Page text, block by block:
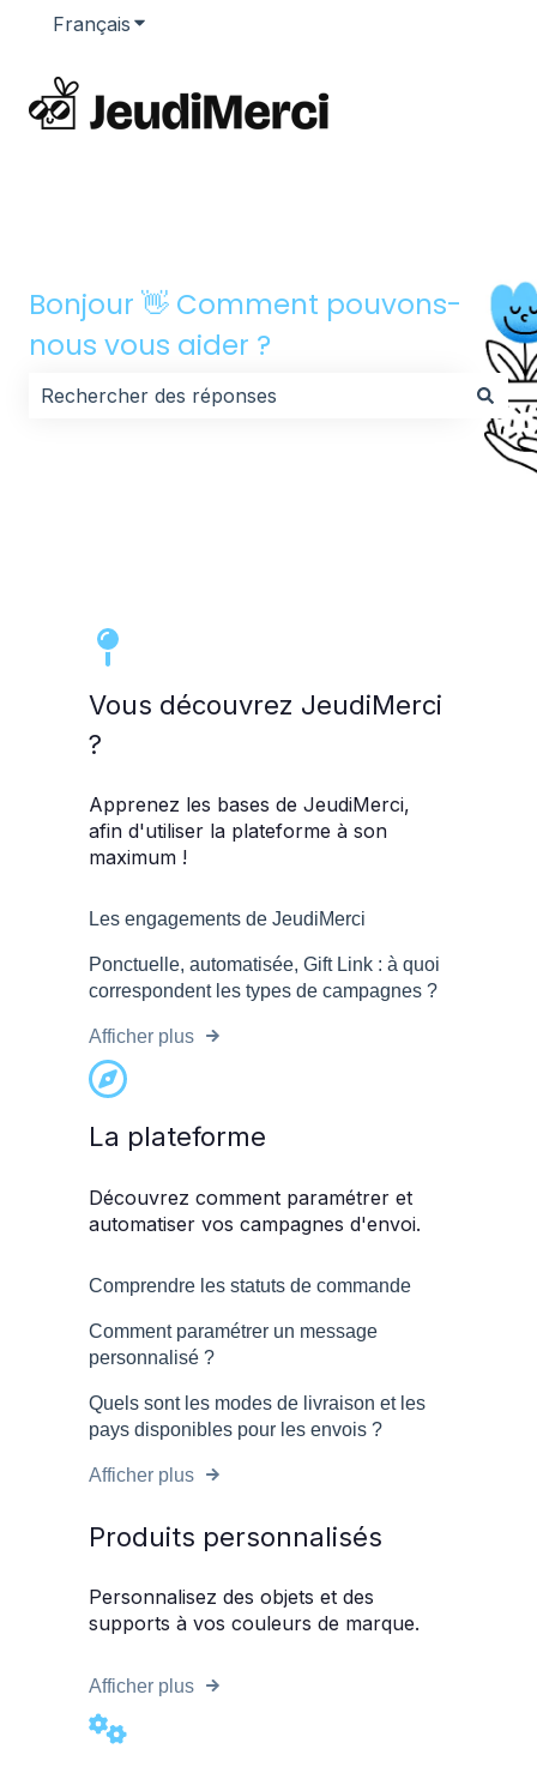
Français Afficher le sous-menu pour les traductions
Bonjour 👋 Comment pouvons-
nous vous aider ?
Il n'y a aucune suggestion car le champ de
Vous découvrez JeudiMerci
?
Apprenez les bases de JeudiMerci,
afin d'utiliser la plateforme à son
maximum !
Les engagements de JeudiMerci
Ponctuelle, automatisée, Gift Link : à quoi
correspondent les types de campagnes ?
Afficher plus
La plateforme
Découvrez comment paramétrer et
automatiser vos campagnes d'envoi.
Comprendre les statuts de commande
Comment paramétrer un message
personnalisé ?
Quels sont les modes de livraison et les
pays disponibles pour les envois ?
Afficher plus
Produits personnalisés
Personnalisez des objets et des
supports à vos couleurs de marque.
Afficher plus